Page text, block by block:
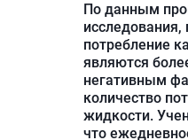
По данным
потребление
являются
негативным
количество
жидкости.
что